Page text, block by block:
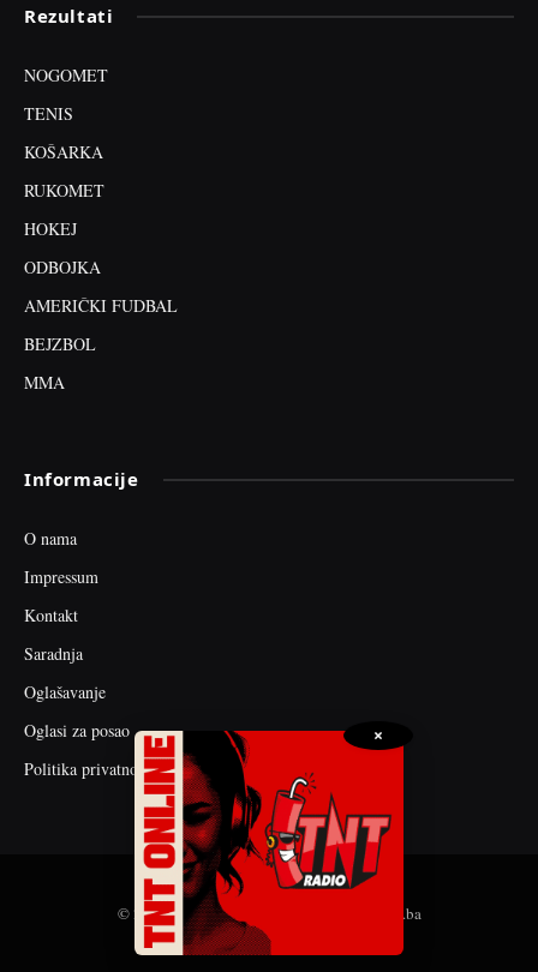
Rezultati
NOGOMET
TENIS
KOŠARKA
RUKOMET
HOKEJ
ODBOJKA
AMERIČKI FUDBAL
BEJZBOL
MMA
Informacije
O nama
Impressum
Kontakt
Saradnja
Oglašavanje
Oglasi za posao
Politika privatnosti
© 2026 web dizajn i seo optimizacija by tnt.ba
×